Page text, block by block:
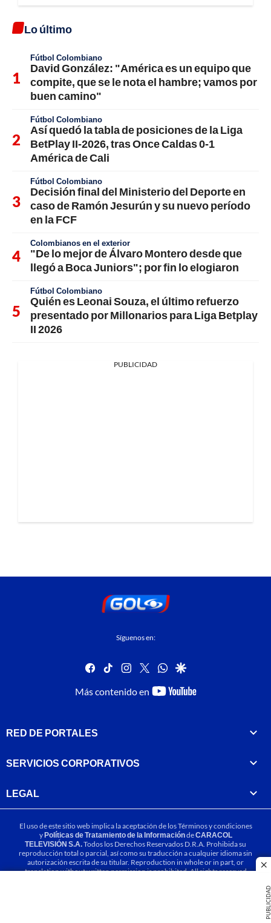
PUBLICIDAD
Lo último
Fútbol Colombiano
David González: "América es un equipo que
compite, que se le nota el hambre; vamos por
buen camino"
Fútbol Colombiano
Así quedó la tabla de posiciones de la Liga
BetPlay II-2026, tras Once Caldas 0-1
América de Cali
Fútbol Colombiano
Decisión final del Ministerio del Deporte en
caso de Ramón Jesurún y su nuevo período
en la FCF
Colombianos en el exterior
"De lo mejor de Álvaro Montero desde que
llegó a Boca Juniors"; por fin lo elogiaron
Fútbol Colombiano
Quién es Leonai Souza, el último refuerzo
presentado por Millonarios para Liga Betplay
II 2026
PUBLICIDAD
Síguenos en:
facebook
tiktok instagram
twitterwhatsapp
google
Más contenido en
youtube-
RED DE PORTALES
SERVICIOS CORPORATIVOS
LEGAL
El uso de este sitio web implica la aceptación de losTérminos y condiciones
yPolíticas de Tratamiento de la InformacióndeCARACOL
TELEVISIÓN S.A.Todos los Derechos Reservados D.R.A. Prohibida su
reproducción total o parcial, así como su traducción a cualquier idioma sin
autorización escrita de su titular. Reproduction in whole or in part, or
translation without written permission is prohibited. All rights reserved